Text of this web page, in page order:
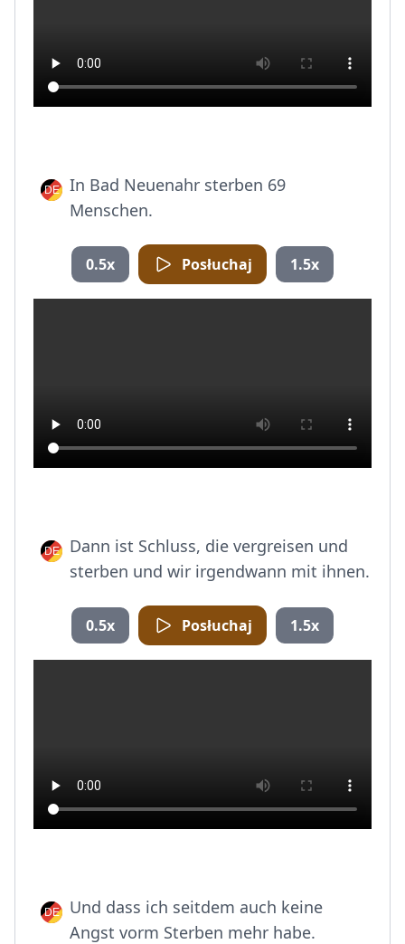
In Bad Neuenahr sterben 69
Menschen.
0.5x Posłuchaj 1.5x
Dann ist Schluss, die vergreisen und
sterben und wir irgendwann mit ihnen.
0.5x Posłuchaj 1.5x
Und dass ich seitdem auch keine
Angst vorm Sterben mehr habe.